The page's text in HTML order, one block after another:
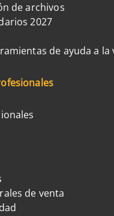
de archivos
2027
de ayuda a la
de venta